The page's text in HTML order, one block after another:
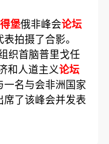
堡俄非峰会论坛
拍摄了合影。
织首脑普里戈任
和人道主义论坛
一名与会非洲国家
了该峰会并发表